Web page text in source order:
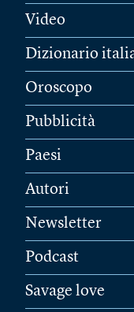
Video
Dizionario
Oroscopo
Pubblicità
Paesi
Autori
Newsletter
Podcast
Savage love